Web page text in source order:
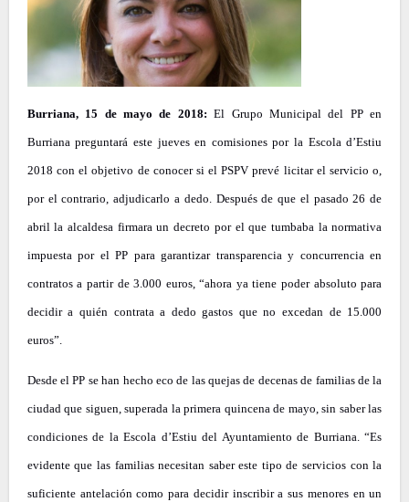
Burriana, 15 de mayo de 2018:El Grupo Municipal del PP en
Burriana preguntará este jueves en comisiones por la Escola d’Estiu
2018 con el objetivo de conocer si el PSPV prevé licitar el servicio o,
por el contrario, adjudicarlo a dedo. Después de que el pasado 26 de
abril la alcaldesa firmara un decreto por el que tumbaba la normativa
impuesta por el PP para garantizar transparencia y concurrencia en
contratos a partir de 3.000 euros, “ahora ya tiene poder absoluto para
decidir a quién contrata a dedo gastos que no excedan de 15.000
euros”.
Desde el PP se han hecho eco de las quejas de decenas de familias de la
ciudad que siguen, superada la primera quincena de mayo, sin saber las
condiciones de la Escola d’Estiu del Ayuntamiento de Burriana. “Es
evidente que las familias necesitan saber este tipo de servicios con la
suficiente antelación como para decidir inscribir a sus menores en un